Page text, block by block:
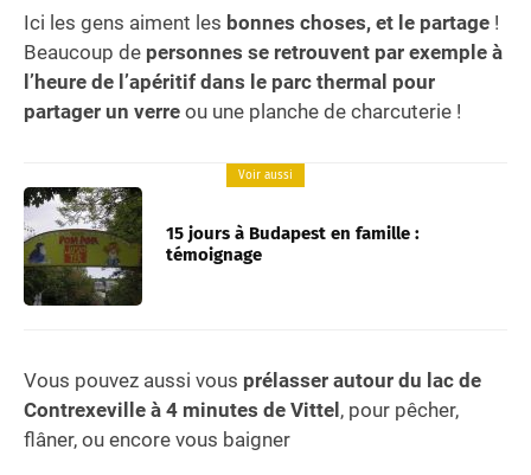
Ici les gens aiment les bonnes choses, et le partage !
Beaucoup de personnes se retrouvent par exemple à
l’heure de l’apéritif dans le parc thermal pour
partager un verre ou une planche de charcuterie !
Voir aussi
15 jours à Budapest en famille :
témoignage
Vous pouvez aussi vous prélasser autour du lac de
Contrexeville à 4 minutes de Vittel, pour pêcher,
flâner, ou encore vous baigner